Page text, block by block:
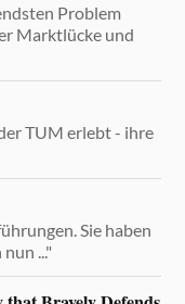
Problem
Marktlücke und
TUM erlebt - ihre
Sie haben
..."